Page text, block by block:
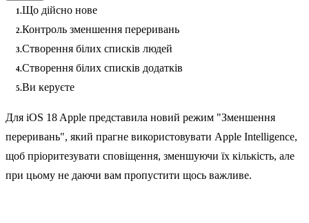
Що дійсно нове
Контроль зменшення переривань
Створення білих списків людей
Створення білих списків додатків
Ви керуєте
Для iOS 18 Apple представила новий режим "Зменшення
переривань", який прагне використовувати Apple Intelligence,
щоб пріоритезувати сповіщення, зменшуючи їх кількість, але
при цьому не даючи вам пропустити щось важливе.